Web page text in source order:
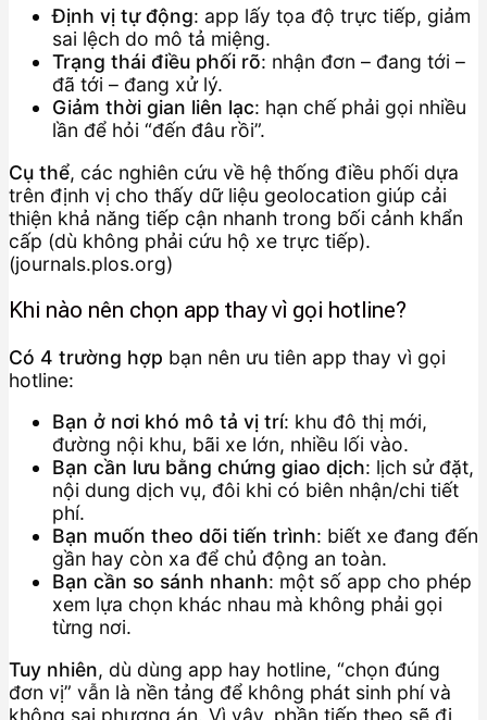
Định vị tự động: app lấy tọa độ trực tiếp, giảm
sai lệch do mô tả miệng.
Trạng thái điều phối rõ: nhận đơn – đang tới –
đã tới – đang xử lý.
Giảm thời gian liên lạc: hạn chế phải gọi nhiều
lần để hỏi “đến đâu rồi”.
Cụ thể, các nghiên cứu về hệ thống điều phối dựa
trên định vị cho thấy dữ liệu geolocation giúp cải
thiện khả năng tiếp cận nhanh trong bối cảnh khẩn
cấp (dù không phải cứu hộ xe trực tiếp).
(journals.plos.org)
Khi nào nên chọn app thay vì gọi hotline?
Có 4 trường hợp bạn nên ưu tiên app thay vì gọi
hotline:
Bạn ở nơi khó mô tả vị trí: khu đô thị mới,
đường nội khu, bãi xe lớn, nhiều lối vào.
Bạn cần lưu bằng chứng giao dịch: lịch sử đặt,
nội dung dịch vụ, đôi khi có biên nhận/chi tiết
phí.
Bạn muốn theo dõi tiến trình: biết xe đang đến
gần hay còn xa để chủ động an toàn.
Bạn cần so sánh nhanh: một số app cho phép
xem lựa chọn khác nhau mà không phải gọi
từng nơi.
Tuy nhiên, dù dùng app hay hotline, “chọn đúng
đơn vị” vẫn là nền tảng để không phát sinh phí và
không sai phương án. Vì vậy, phần tiếp theo sẽ đi